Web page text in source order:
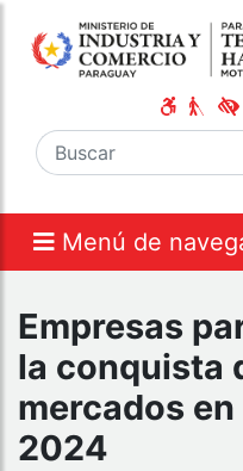
Menú de
Empresas
la conquista
mercados
2024